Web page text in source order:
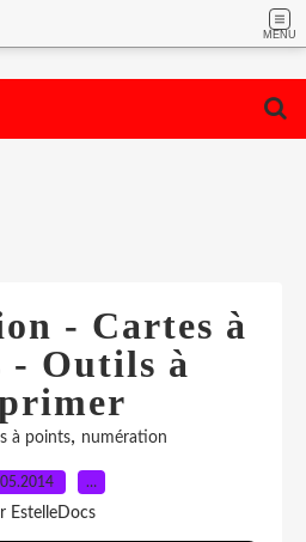
MENU
- Cartes à
- Outils à
à points, numération
…
EstelleDocs